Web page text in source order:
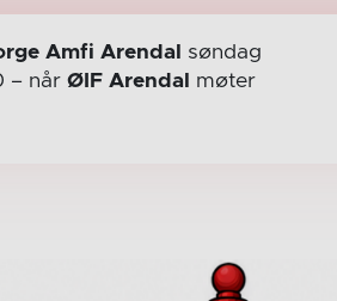
Amfi Arendal
søndag
– når ØIF Arendal
møter